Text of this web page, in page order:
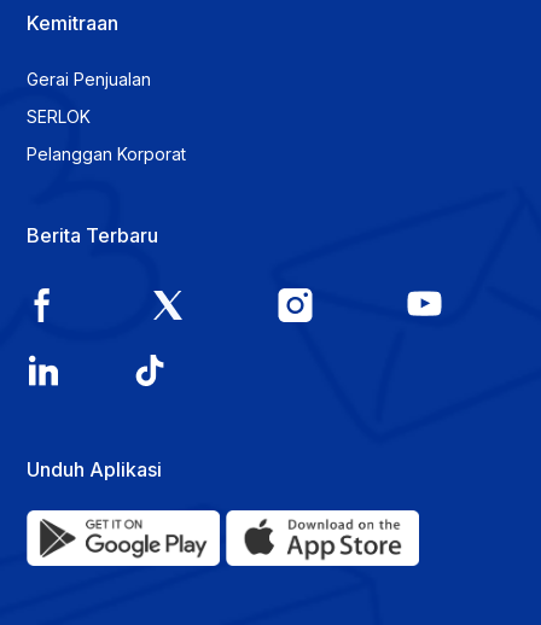
Kemitraan
Gerai Penjualan
SERLOK
Pelanggan Korporat
Berita Terbaru
Unduh Aplikasi